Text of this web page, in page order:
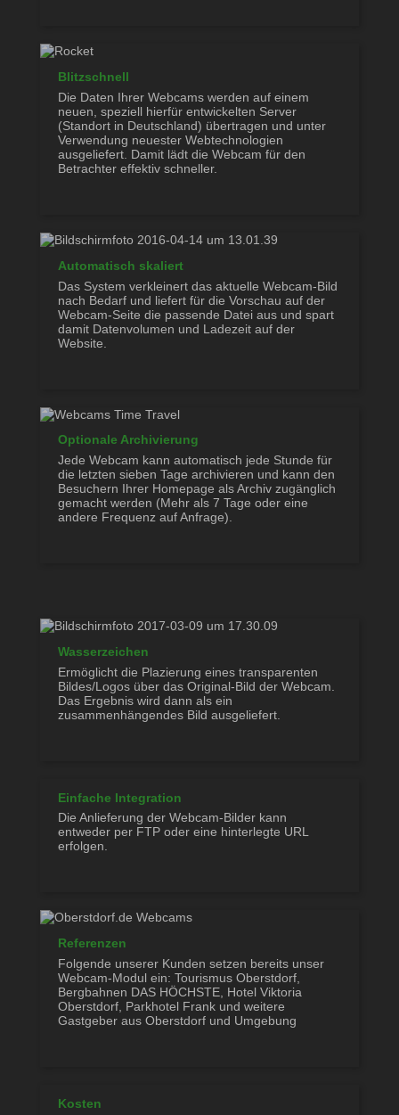
Blitzschnell
Die Daten Ihrer Webcams werden auf einem
neuen, speziell hierfür entwickelten Server
(Standort in Deutschland) übertragen und unter
Verwendung neuester Webtechnologien
ausgeliefert. Damit lädt die Webcam für den
Betrachter effektiv schneller.
Automatisch skaliert
Das System verkleinert das aktuelle Webcam-Bild
nach Bedarf und liefert für die Vorschau auf der
Webcam-Seite die passende Datei aus und spart
damit Datenvolumen und Ladezeit auf der
Website.
Optionale Archivierung
Jede Webcam kann automatisch jede Stunde für
die letzten sieben Tage archivieren und kann den
Besuchern Ihrer Homepage als Archiv zugänglich
gemacht werden (Mehr als 7 Tage oder eine
andere Frequenz auf Anfrage).
Wasserzeichen
Ermöglicht die Plazierung eines transparenten
Bildes/Logos über das Original-Bild der Webcam.
Das Ergebnis wird dann als ein
zusammenhängendes Bild ausgeliefert.
Einfache Integration
Die Anlieferung der Webcam-Bilder kann
entweder per FTP oder eine hinterlegte URL
erfolgen.
Referenzen
Folgende unserer Kunden setzen bereits unser
Webcam-Modul ein: Tourismus Oberstdorf,
Bergbahnen DAS HÖCHSTE, Hotel Viktoria
Oberstdorf, Parkhotel Frank und weitere
Gastgeber aus Oberstdorf und Umgebung
Kosten